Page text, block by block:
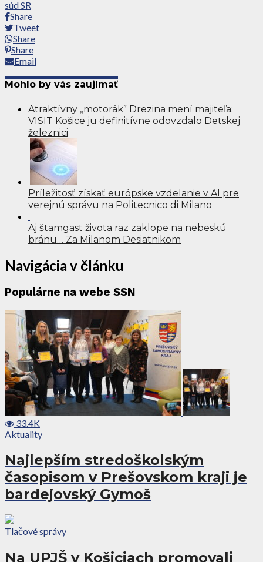
súd SR
Share
Tweet
Share
Share
Email
Mohlo by vás zaujímať
Atraktívny ,,motorák” Drezina mení majiteľa:
VISIT Košice ju definitívne odovzdalo Detskej
železnici
Príležitosť získať európske vzdelanie v AI pre
verejnú správu na Politecnico di Milano
Aj štamgast života raz zaklope na nebeskú
bránu… Za Milanom Desiatnikom
Navigácia v článku
Populárne na webe SSN
33.4K
Aktuality
Najlepším stredoškolským
časopisom v Prešovskom kraji je
bardejovský Gymoš
Tlačové správy
Na UPJŠ v Košiciach promovali